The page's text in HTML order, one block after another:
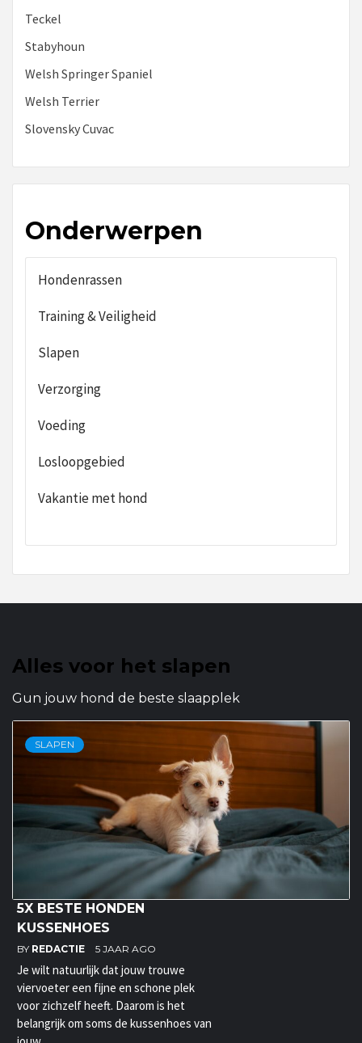
Teckel
Stabyhoun
Welsh Springer Spaniel
Welsh Terrier
Slovensky Cuvac
Onderwerpen
Hondenrassen
Training & Veiligheid
Slapen
Verzorging
Voeding
Losloopgebied
Vakantie met hond
Alles voor het slapen
Gun jouw hond de beste slaapplek
SLAPEN
5X BESTE HONDEN
KUSSENHOES
BY REDACTIE 5 JAAR AGO
Je wilt natuurlijk dat jouw trouwe
viervoeter een fijne en schone plek
voor zichzelf heeft. Daarom is het
belangrijk om soms de kussenhoes van